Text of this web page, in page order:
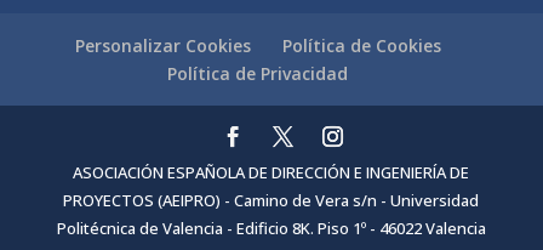
Personalizar Cookies
Política de Cookies
Política de Privacidad
ASOCIACIÓN ESPAÑOLA DE DIRECCIÓN E INGENIERÍA DE
PROYECTOS (AEIPRO) - Camino de Vera s/n - Universidad
Politécnica de Valencia - Edificio 8K. Piso 1º - 46022 Valencia